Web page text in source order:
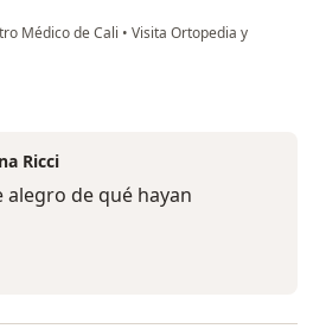
Médico de Cali • Visita Ortopedia y
Ricci
alegro de qué hayan